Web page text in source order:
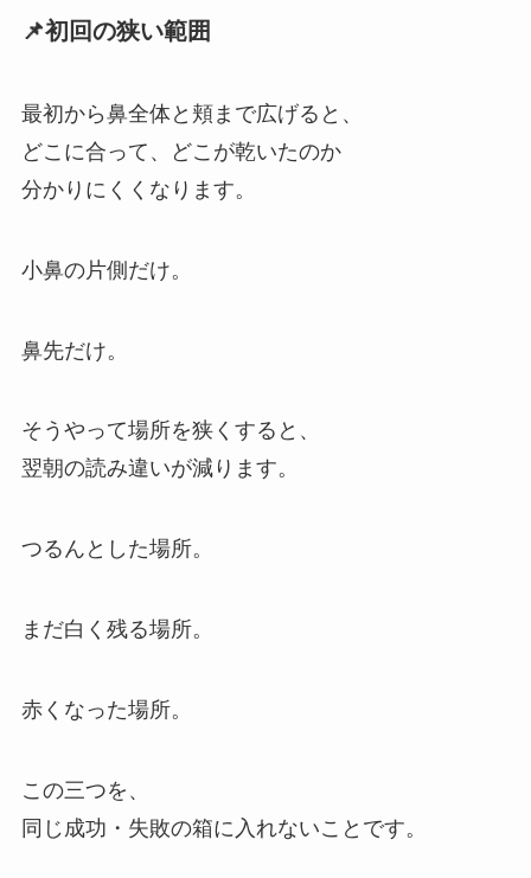
📌初回の狭い範囲
最初から鼻全体と頬まで広げると、
どこに合って、どこが乾いたのか
分かりにくくなります。
小鼻の片側だけ。
鼻先だけ。
そうやって場所を狭くすると、
翌朝の読み違いが減ります。
つるんとした場所。
まだ白く残る場所。
赤くなった場所。
この三つを、
同じ成功・失敗の箱に入れないことです。